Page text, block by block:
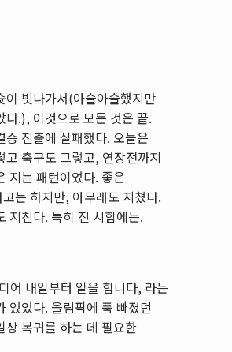
이 빗나가서(아슬아슬했지만
다.), 이것으로 모든 것은 끝.
승 진출에 실패했다. 오늘은
고 축구도 그렇고, 연장전까지
지는 패턴이었다. 좋은
는 하지만, 아무래도 지쳤다.
지친다. 특히 진 시합에는.
어 내일부터 일을 합니다, 라는
있었다. 올림픽에 푹 빠졌던
상 복귀를 하는 데 필요한